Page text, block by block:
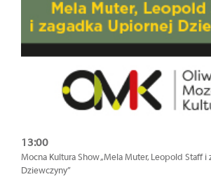
13:00
Mocna Kultura Show „Mela Muter, Leopold Staff
Dziewczyny”